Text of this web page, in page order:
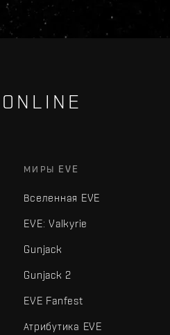
МИРЫ EVE
Вселенная EVE
EVE: Valkyrie
Gunjack
Gunjack 2
EVE Fanfest
Атрибутика EVE